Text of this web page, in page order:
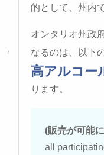
的として、州内
オンタリオ州政
なるのは、以下
高アルコー
ります。
(販売が可能
all